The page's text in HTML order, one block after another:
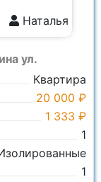
ул.
Квартира
20 000 ₽
1 333 ₽
1
1
Наталья